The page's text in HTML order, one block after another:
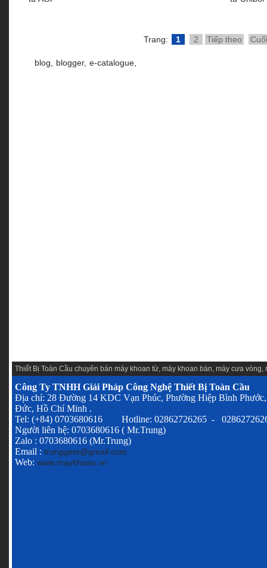
Trang: 1 2 Tiếp theo
blog, blogger, e-catalogue,
Thiết Bị Toàn Cầu chuyên bán máy khoan từ, máy khoan bàn, máy cưa vòng,
Công Ty TNHH Giải Pháp Công Nghệ Thiết Bị Toàn Cầu
Địa chỉ: 28 Đường 14 KDC Vạn Phúc, Phường Hiệp Bình
Đức, Hồ Chí Minh .
Tel: (+84) 0703680616 Hotline: 02862726265 -
Người liên hệ: 0703680616 ( Mr.Trung)
Zalo : 0703680616 (Mr.Trung)
Email : trunggets@gmail.com
Web: www.maykhoan.vn